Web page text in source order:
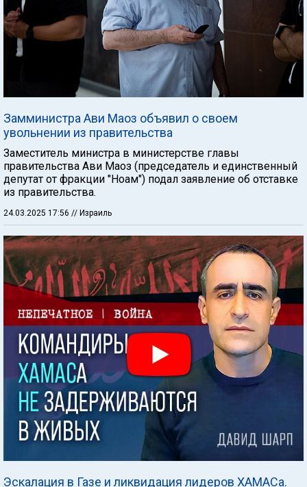
Замминистра Ави Маоз объявил о своем
увольнении из правительства
Заместитель министра в министерстве главы
правительства Ави Маоз (председатель и единственный
депутат от фракции "Ноам") подал заявление об отставке
из правительства.
24.03.2025 17:56 // Израиль
Эскалация в Газе и ликвидация лидеров ХАМАСа.